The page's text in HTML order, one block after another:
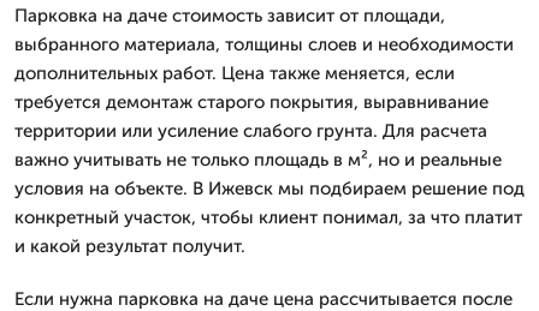
Парковка на даче стоимость зависит от площади,
выбранного материала, толщины слоев и необходимости
дополнительных работ. Цена также меняется, если
требуется демонтаж старого покрытия, выравнивание
территории или усиление слабого грунта. Для расчета
важно учитывать не только площадь в м², но и реальные
условия на объекте. В Ижевск мы подбираем решение под
конкретный участок, чтобы клиент понимал, за что платит
и какой результат получит.
Если нужна парковка на даче цена рассчитывается после